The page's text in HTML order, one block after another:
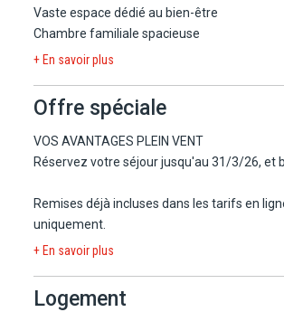
Dans un style typiquement marocain, au
Aéroport à 25 km.
Nb : Hôtel non conseillé à des personnes à
immédiate.
Vaste espace dédié au bien-être
Chambre familiale spacieuse
+ En savoir plus
Offre spéciale
VOS AVANTAGES PLEIN VENT
Réservez votre séjour jusqu'au 31/3/26, et
Remises déjà incluses dans les tarifs en
uniquement.
+ En savoir plus
Logement